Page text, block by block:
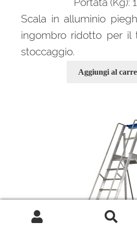
Scala in alluminio
ingombro ridotto per il
stoccaggio.
Aggiungi al